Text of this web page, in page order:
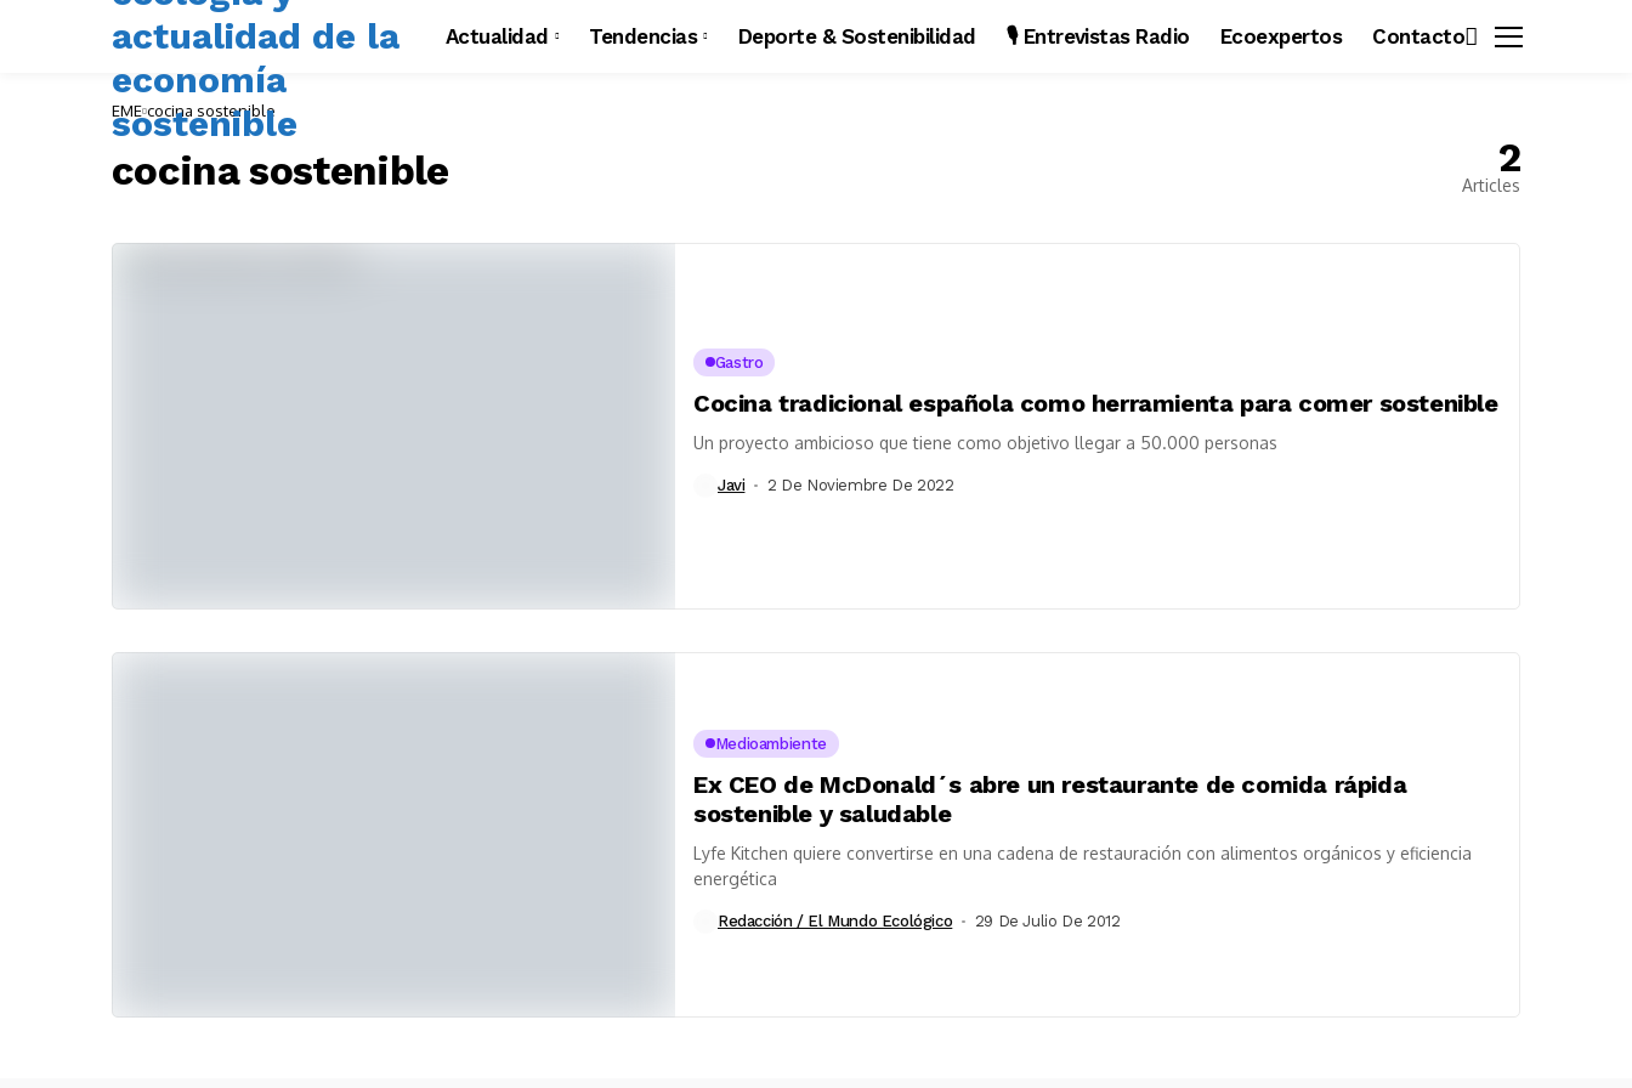
Actualidad Tendencias Deporte & Sostenibilidad 🎙️ Entrevistas Radio Ecoexpertos Contacto
EME cocina sostenible
cocina sostenible 2
Articles
Gastro
Cocina tradicional española como herramienta para comer sostenible
Un proyecto ambicioso que tiene como objetivo llegar a 50.000 personas
Javi 2 De Noviembre De 2022
Medioambiente
Ex CEO de McDonald´s abre un restaurante de comida rápida
sostenible y saludable
Lyfe Kitchen quiere convertirse en una cadena de restauración con alimentos orgánicos y eficiencia
energética
Redacción / El Mundo Ecológico 29 De Julio De 2012